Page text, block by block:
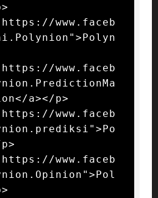
www.faceb
www.faceb
a></p>
www.faceb
www.faceb